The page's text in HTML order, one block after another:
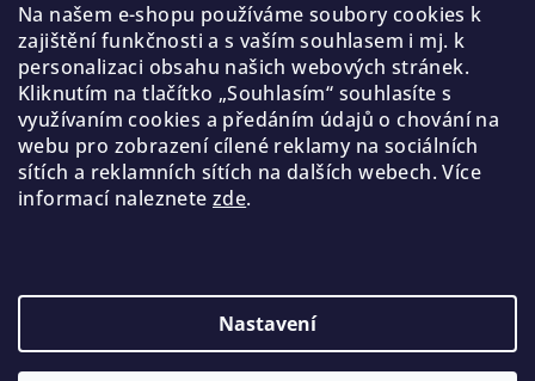
Na našem e-shopu používáme soubory cookies k
zajištění funkčnosti a s vaším souhlasem i mj. k
personalizaci obsahu našich webových stránek.
Kliknutím na tlačítko „Souhlasím“ souhlasíte s
využívaním cookies a předáním údajů o chování na
webu pro zobrazení cílené reklamy na sociálních
sítích a reklamních sítích na dalších webech. Více
informací naleznete zde.
Nastavení